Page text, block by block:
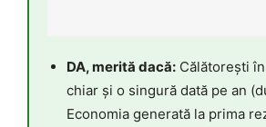
DA, merită dacă: Călătorești
chiar și o singură dată pe an
Economia generată la prima